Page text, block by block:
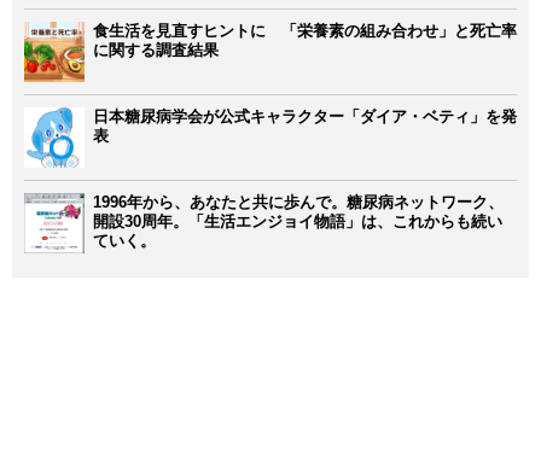
食生活を見直すヒントに 「栄養素の組み合わせ」と死亡率
に関する調査結果
日本糖尿病学会が公式キャラクター「ダイア・ベティ」を発
表
1996年から、あなたと共に歩んで。糖尿病ネットワーク、
開設30周年。「生活エンジョイ物語」は、これからも続い
ていく。